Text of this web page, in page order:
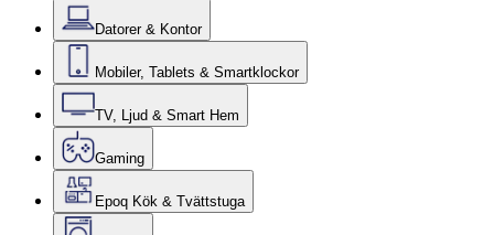
Datorer & Kontor
Mobiler, Tablets & Smartklockor
TV, Ljud & Smart Hem
Gaming
Epoq Kök & Tvättstuga